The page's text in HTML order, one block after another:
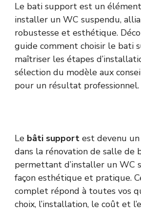
Le bati support est un
installer un WC suspendu,
robustesse et esthétique.
guide comment choisir le bati
maîtriser les étapes
sélection du modèle aux
pour un résultat professionnel.
Le bâti support est devenu
dans la rénovation de salle de
permettant d’installer un WC
façon esthétique et pratique.
complet répond à toutes vos
choix, l’installation, le coût et